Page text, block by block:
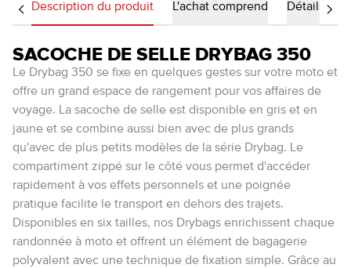
Description du produit L'achat comprend Détails
SACOCHE DE SELLE DRYBAG 350
Le Drybag 350 se fixe en quelques gestes sur votre moto et
offre un grand espace de rangement pour vos affaires de
voyage. La sacoche de selle est disponible en gris et en
jaune et se combine aussi bien avec de plus grands
qu'avec de plus petits modèles de la série Drybag. Le
compartiment zippé sur le côté vous permet d'accéder
rapidement à vos effets personnels et une poignée
pratique facilite le transport en dehors des trajets.
Disponibles en six tailles, nos Drybags enrichissent chaque
randonnée à moto et offrent un élément de bagagerie
polyvalent avec une technique de fixation simple. Grâce au